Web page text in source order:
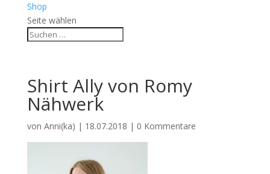
Shop
Seite wählen
Shirt Ally von Romy
Nähwerk
von Anni(ka) | 18.07.2018 | 0 Kommentare